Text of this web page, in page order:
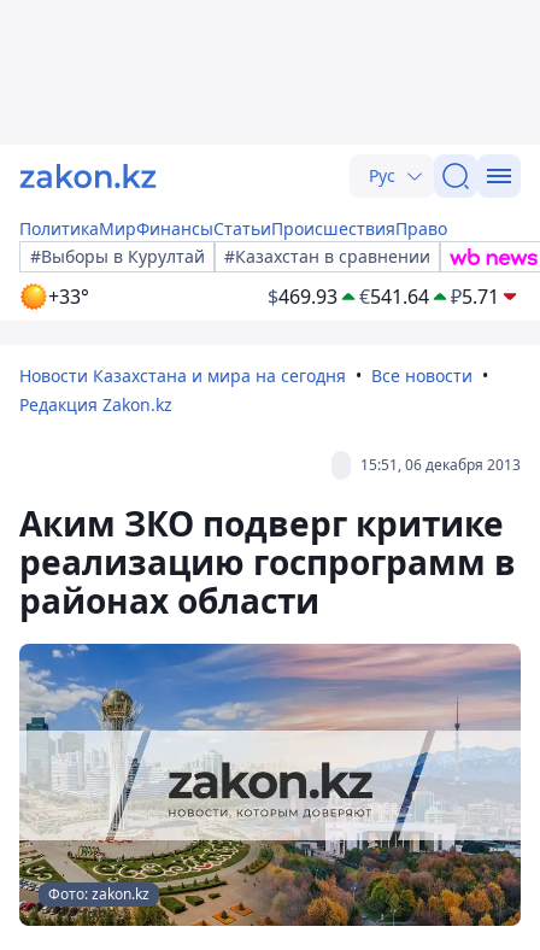
Рус
ПолитикаМирФинансыСтатьиПроисшествияПраво
#Выборы в Курултай
#Казахстан в сравнении
+33° $469.93 €541.64 ₽5.71
Новости Казахстана и мира на сегодня
Все новости
Редакция Zakon.kz
15:51, 06 декабря 2013
Аким ЗКО подверг критике
реализацию госпрограмм в
районах области
Фото: zakon.kz